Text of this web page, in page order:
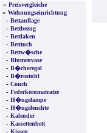
» Preisvergleiche
» Wohnungseinrichtung
- Bettauflage
- Bettbezug
- Bettlaken
- Betttuch
- Bettw�sche
- Blumenvase
- B�cheregal
- B�rostuhl
- Couch
- Federkernmatratze
- H�ngelampe
- H�ngeleuchte
- Kalender
- Kassettenbett
- Kissen